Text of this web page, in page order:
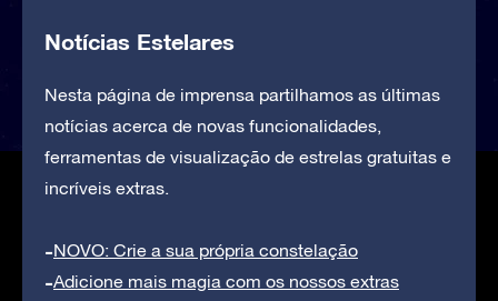
Notícias Estelares
Nesta página de imprensa partilhamos as últimas
notícias acerca de novas funcionalidades,
ferramentas de visualização de estrelas gratuitas e
incríveis extras.
NOVO: Crie a sua própria constelação
Adicione mais magia com os nossos extras